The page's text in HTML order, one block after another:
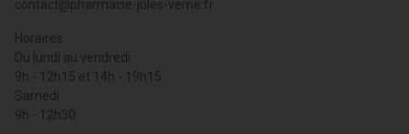
contact@pharmacie-jules-verne.fr
Horaires
Du lundi au vendredi
9h - 12h15 et 14h - 19h15
Samedi
9h - 12h30